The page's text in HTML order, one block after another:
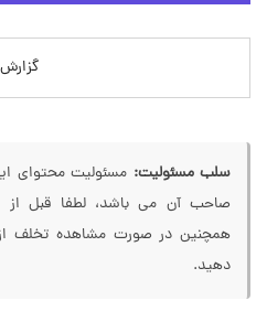
گزارش
سلب مسئولیت: مسئولیت محتوای
صاحب آن می باشد، لطفا قبل از
همچنین در صورت مشاهده تخلف
دهید.